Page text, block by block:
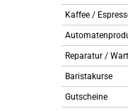
Kaffee /
Reparatur /
Baristakurse
Gutscheine